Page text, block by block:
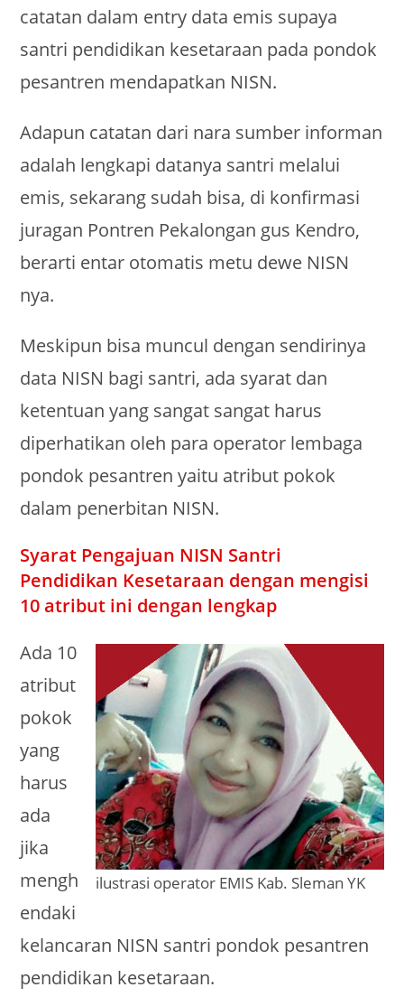
catatan dalam entry data emis supaya
santri pendidikan kesetaraan pada pondok
pesantren mendapatkan NISN.
Adapun catatan dari nara sumber informan
adalah lengkapi datanya santri melalui
emis, sekarang sudah bisa, di konfirmasi
juragan Pontren Pekalongan gus Kendro,
berarti entar otomatis metu dewe NISN
nya.
Meskipun bisa muncul dengan sendirinya
data NISN bagi santri, ada syarat dan
ketentuan yang sangat sangat harus
diperhatikan oleh para operator lembaga
pondok pesantren yaitu atribut pokok
dalam penerbitan NISN.
Syarat Pengajuan NISN Santri
Pendidikan Kesetaraan dengan mengisi
10 atribut ini dengan lengkap
ilustrasi operator EMIS Kab. Sleman YK
Ada 10
atribut
pokok
yang
harus
ada
jika
mengh
endaki
kelancaran NISN santri pondok pesantren
pendidikan kesetaraan.